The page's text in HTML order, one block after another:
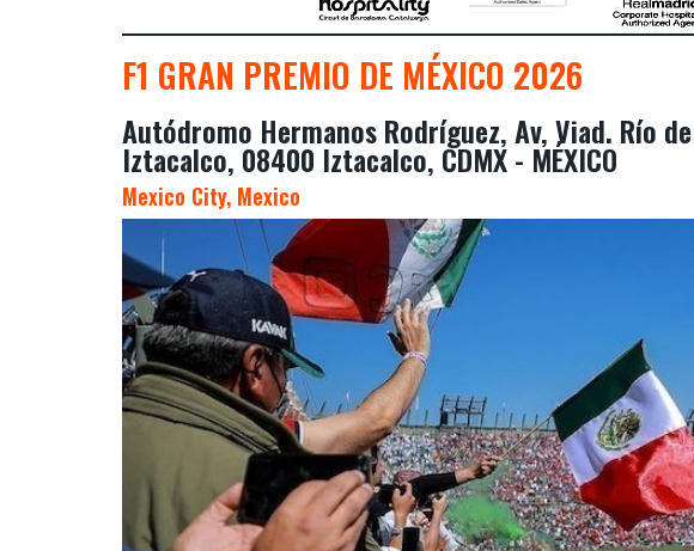
F1 GRAN PREMIO DE MÉXICO 2026
Autódromo Hermanos Rodríguez, Av, Viad. Río
Iztacalco, 08400 Iztacalco, CDMX - MÉXICO
Mexico City, Mexico